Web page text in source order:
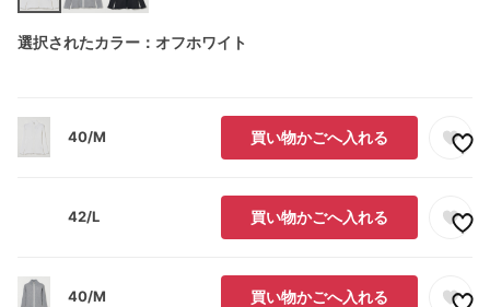
選択されたカラー：オフホワイト
40/M 買い物かごへ入れる
42/L 買い物かごへ入れる
40/M 買い物かごへ入れる